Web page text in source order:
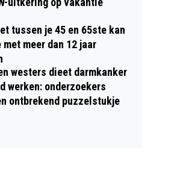
tussen je 45 en 65ste kan
met meer dan 12 jaar
westers dieet darmkanker
werken: onderzoekers
ontbrekend puzzelstukje